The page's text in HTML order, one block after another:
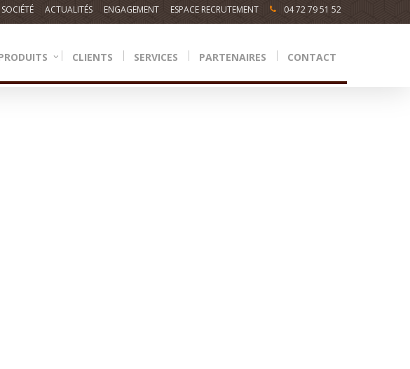
SOCIÉTÉ ACTUALITÉS ENGAGEMENT ESPACE RECRUTEMENT 04 72 79 51 52
CLIENTS SERVICES PARTENAIRES CONTACT